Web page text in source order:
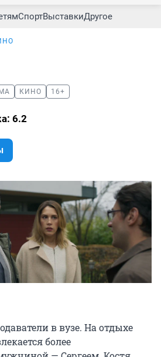
СпортВыставкиДругое
КИНО 16+
6.2
в вузе. На отдыхе
более